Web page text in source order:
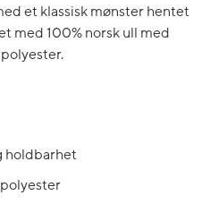
et klassisk mønster hentet
med 100% norsk ull med
holdbarhet